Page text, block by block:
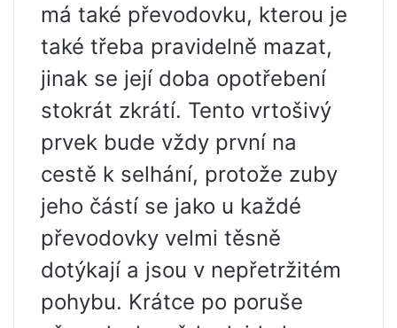
má také převodovku, kterou je
také třeba pravidelně mazat,
jinak se její doba opotřebení
stokrát zkrátí. Tento vrtošivý
prvek bude vždy první na
cestě k selhání, protože zuby
jeho částí se jako u každé
převodovky velmi těsně
dotýkají a jsou v nepřetržitém
pohybu. Krátce po poruše